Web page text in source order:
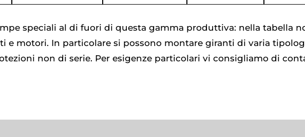
speciali al di fuori di questa gamma produttiva: nella tabella
e motori. In particolare si possono montare giranti di varia
non di serie. Per esigenze particolari vi consigliamo di